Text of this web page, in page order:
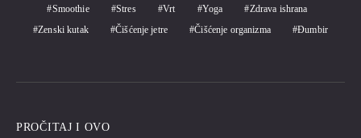
Smoothie
Stres Vrt Yoga
Zdrava ishrana
Zenski kutak
Čišćenje jetre Čišćenje organizma Đumbir
PROČITAJ I OVO